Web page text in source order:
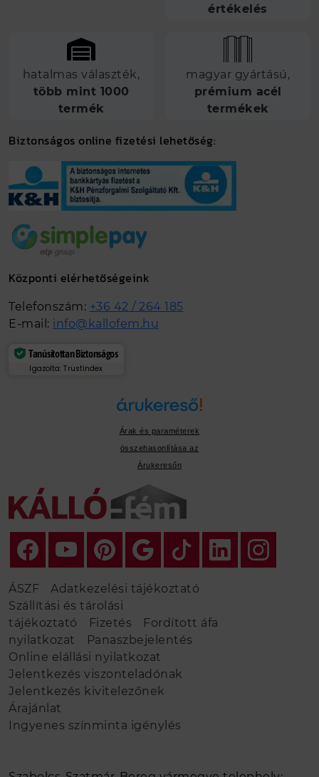
értékelés
hatalmas választék,
több mint 1000
termék
magyar gyártású,
prémium acél
termékek
Biztonságos online fizetési lehetőség:
Központi elérhetőségeink
Telefonszám: +36 42 / 264 185
E-mail: info@kallofem.hu
Tanúsítottan Biztonságos
Igazolta: Trustindex
Árak és paraméterek
összehasonlítása az
Árukeresőn
ÁSZF
Adatkezelési tájékoztató
Szállítási és tárolási
tájékoztató
Fizetés
Fordított áfa
nyilatkozat
Panaszbejelentés
Online elállási nyilatkozat
Jelentkezés viszonteladónak
Jelentkezés kivitelezőnek
Árajánlat
Ingyenes színminta igénylés